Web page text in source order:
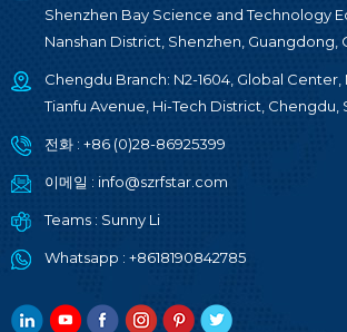
Shenzhen Bay Science and Technology
Nanshan District, Shenzhen, Guangdong,
Chengdu Branch: N2-1604, Global Center,
Tianfu Avenue, Hi-Tech District, Chengdu,
전화 : +86 (0)28-86925399
이메일 : info@szrfstar.com
Teams : Sunny Li
Whatsapp : +8618190842785